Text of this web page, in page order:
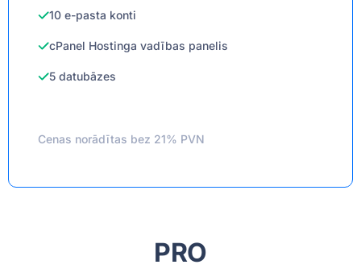
10 e-pasta konti
cPanel Hostinga vadības panelis
5 datubāzes
Cenas norādītas bez 21% PVN
PRO